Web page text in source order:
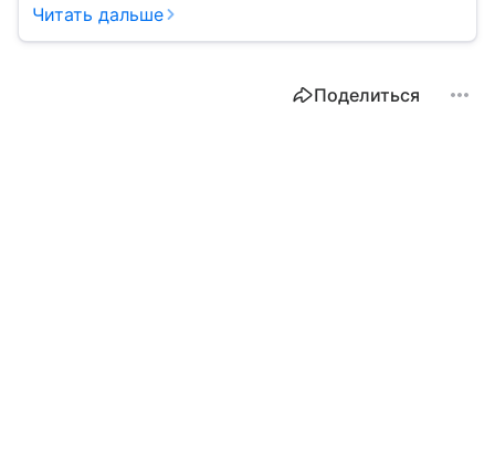
об истории его создания, доходах и дадим прогноз
Читать дальше
Поделиться